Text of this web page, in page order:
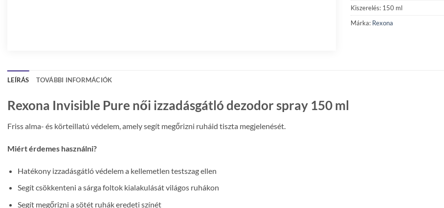
Kiszerelés: 150 ml
Márka: Rexona
LEÍRÁS TOVÁBBI INFORMÁCIÓK
Rexona Invisible Pure női izzadásgátló dezodor spray 150 ml
Friss alma- és körteillatú védelem, amely segít megőrizni ruháid tiszta megjelenését.
Miért érdemes használni?
Hatékony izzadásgátló védelem a kellemetlen testszag ellen
Segít csökkenteni a sárga foltok kialakulását világos ruhákon
Segít megőrizni a sötét ruhák eredeti színét